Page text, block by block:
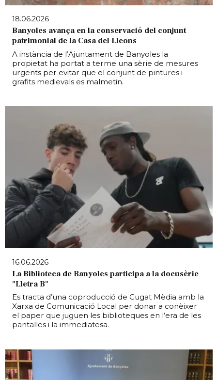
18.06.2026
Banyoles avança en la conservació del conjunt
patrimonial de la Casa del Lleons
A instància de l’Ajuntament de Banyoles la
propietat ha portat a terme una sèrie de mesures
urgents per evitar que el conjunt de pintures i
grafits medievals es malmetin.
16.06.2026
La Biblioteca de Banyoles participa a la docusèrie
"Lletra B"
Es tracta d’una coproducció de Cugat Mèdia amb la
Xarxa de Comunicació Local per donar a conèixer
el paper que juguen les biblioteques en l’era de les
pantalles i la immediatesa.